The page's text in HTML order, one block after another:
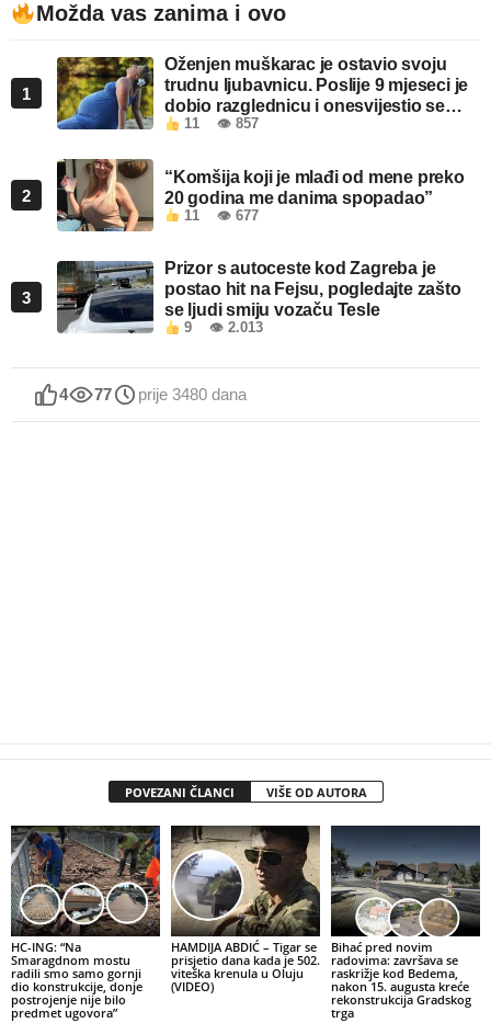
Možda vas zanima i ovo
1
Oženjen muškarac je ostavio svoju
trudnu ljubavnicu. Poslije 9 mjeseci je
dobio razglednicu i onesvijestio se
kada je pročitao šta piše!
11 👁 857
2
“Komšija koji je mlađi od mene preko
20 godina me danima spopadao”
11 👁 677
3
Prizor s autoceste kod Zagreba je
postao hit na Fejsu, pogledajte zašto
se ljudi smiju vozaču Tesle
9 👁 2.013
4 77 prije 3480 dana
POVEZANI ČLANCI VIŠE OD AUTORA
HC-ING: “Na
Smaragdnom mostu
radili smo samo gornji
dio konstrukcije, donje
postrojenje nije bilo
predmet ugovora”
HAMDIJA ABDIĆ – Tigar se
prisjetio dana kada je 502.
viteška krenula u Oluju
(VIDEO)
Bihać pred novim
radovima: završava se
raskrižje kod Bedema,
nakon 15. augusta kreće
rekonstrukcija Gradskog
trga